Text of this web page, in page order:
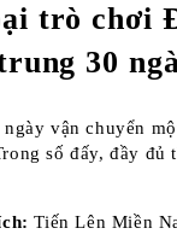
trò chơi
30
vận chuyển
số đấy, đầy đủ
Tiến Lên Miền